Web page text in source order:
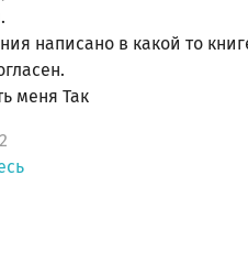
написано в какой то
меня Так